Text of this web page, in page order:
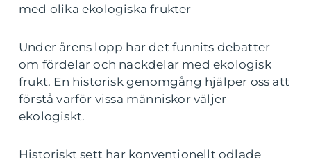
med olika ekologiska frukter
Under årens lopp har det funnits debatter
om fördelar och nackdelar med ekologisk
frukt. En historisk genomgång hjälper oss att
förstå varför vissa människor väljer
ekologiskt.
Historiskt sett har konventionellt odlade